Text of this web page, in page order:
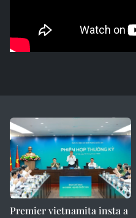
Premier vietnamita insta a